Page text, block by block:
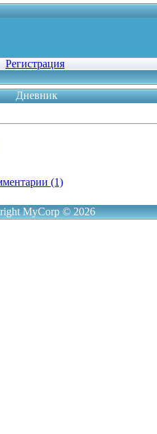
Регистрация
Дневник
(1)
MyCorp © 2026